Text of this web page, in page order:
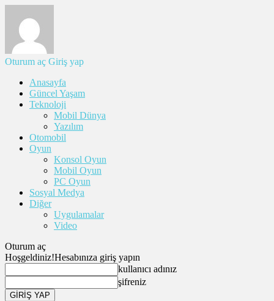
Oturum aç Giriş yap
Anasayfa
Güncel Yaşam
Teknoloji
Mobil Dünya
Yazılım
Otomobil
Oyun
Konsol Oyun
Mobil Oyun
PC Oyun
Sosyal Medya
Diğer
Uygulamalar
Video
Oturum aç
Hoşgeldiniz!Hesabınıza giriş yapın
kullanıcı adınız
şifreniz